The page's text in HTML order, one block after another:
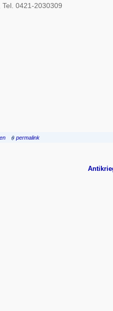
, Tel. 0421-2030309
permalink